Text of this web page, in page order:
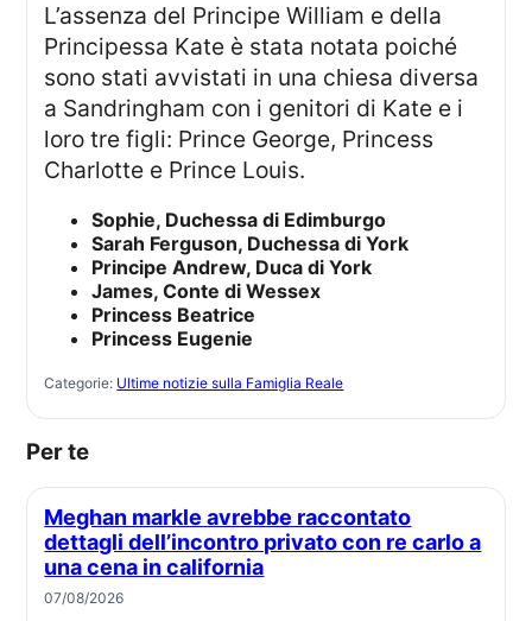
L’assenza del Principe William e della
Principessa Kate è stata notata poiché
sono stati avvistati in una chiesa diversa
a Sandringham con i genitori di Kate e i
loro tre figli: Prince George, Princess
Charlotte e Prince Louis.
Sophie, Duchessa di Edimburgo
Sarah Ferguson, Duchessa di York
Principe Andrew, Duca di York
James, Conte di Wessex
Princess Beatrice
Princess Eugenie
Categorie: Ultime notizie sulla Famiglia Reale
Per te
Meghan markle avrebbe raccontato
dettagli dell’incontro privato con re carlo a
una cena in california
07/08/2026